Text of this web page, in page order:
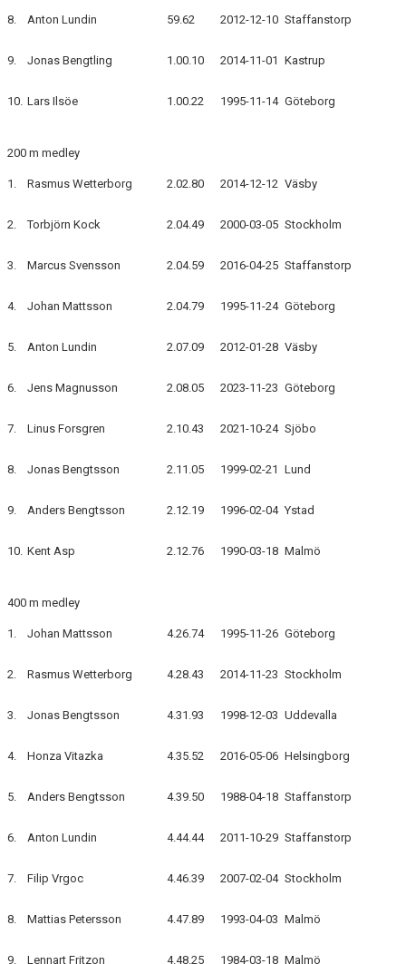
8. Anton Lundin 59.62 2012-12-10 Staffanstorp
9. Jonas Bengtling 1.00.10 2014-11-01 Kastrup
10. Lars Ilsöe 1.00.22 1995-11-14 Göteborg
200 m medley
1. Rasmus Wetterborg 2.02.80 2014-12-12 Väsby
2. Torbjörn Kock 2.04.49 2000-03-05 Stockholm
3. Marcus Svensson 2.04.59 2016-04-25 Staffanstorp
4. Johan Mattsson 2.04.79 1995-11-24 Göteborg
5. Anton Lundin 2.07.09 2012-01-28 Väsby
6. Jens Magnusson 2.08.05 2023-11-23 Göteborg
7. Linus Forsgren 2.10.43 2021-10-24 Sjöbo
8. Jonas Bengtsson 2.11.05 1999-02-21 Lund
9. Anders Bengtsson 2.12.19 1996-02-04 Ystad
10. Kent Asp 2.12.76 1990-03-18 Malmö
400 m medley
1. Johan Mattsson 4.26.74 1995-11-26 Göteborg
2. Rasmus Wetterborg 4.28.43 2014-11-23 Stockholm
3. Jonas Bengtsson 4.31.93 1998-12-03 Uddevalla
4. Honza Vitazka 4.35.52 2016-05-06 Helsingborg
5. Anders Bengtsson 4.39.50 1988-04-18 Staffanstorp
6. Anton Lundin 4.44.44 2011-10-29 Staffanstorp
7. Filip Vrgoc 4.46.39 2007-02-04 Stockholm
8. Mattias Petersson 4.47.89 1993-04-03 Malmö
9. Lennart Fritzon 4.48.25 1984-03-18 Malmö